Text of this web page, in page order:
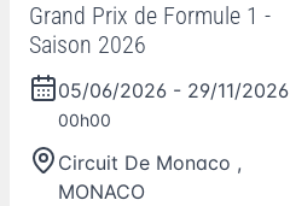
Grand Prix de Formule 1 -
Saison 2026
05/06/2026 - 29/11/2026
00h00
Circuit De Monaco ,
MONACO